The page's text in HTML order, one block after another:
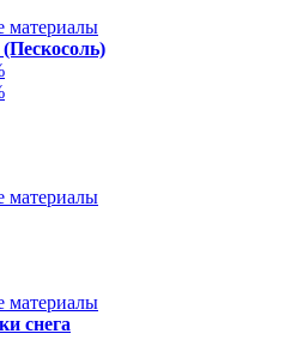
материалы
материалы
материалы
снега